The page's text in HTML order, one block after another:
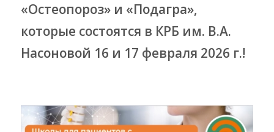
«Остеопороз» и «Подагра»,
которые состоятся в КРБ им. В.А.
Насоновой 16 и 17 февраля 2026 г.!